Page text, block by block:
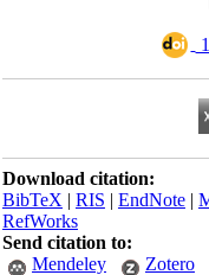
Download
BibTeX|RIS|
RefWorks
Send citation to:
Mendeley